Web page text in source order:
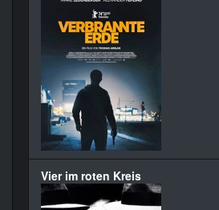
Vier im roten Kreis